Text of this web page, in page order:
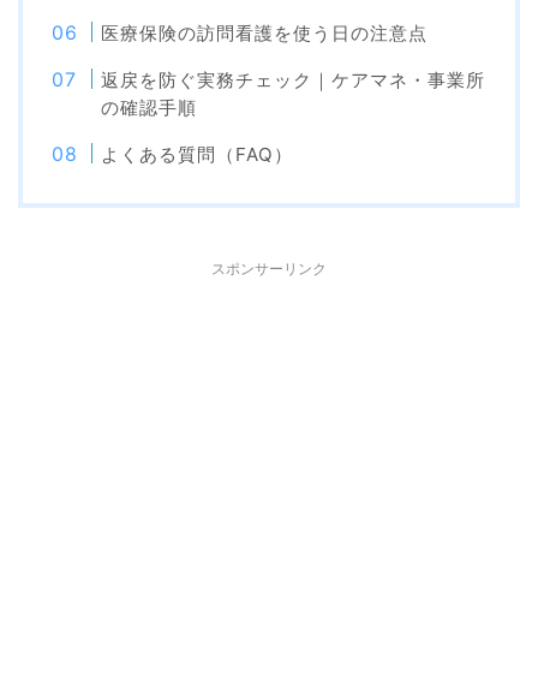
医療保険の訪問看護を使う日の注意点
返戻を防ぐ実務チェック｜ケアマネ・事業所
の確認手順
よくある質問（FAQ）
スポンサーリンク